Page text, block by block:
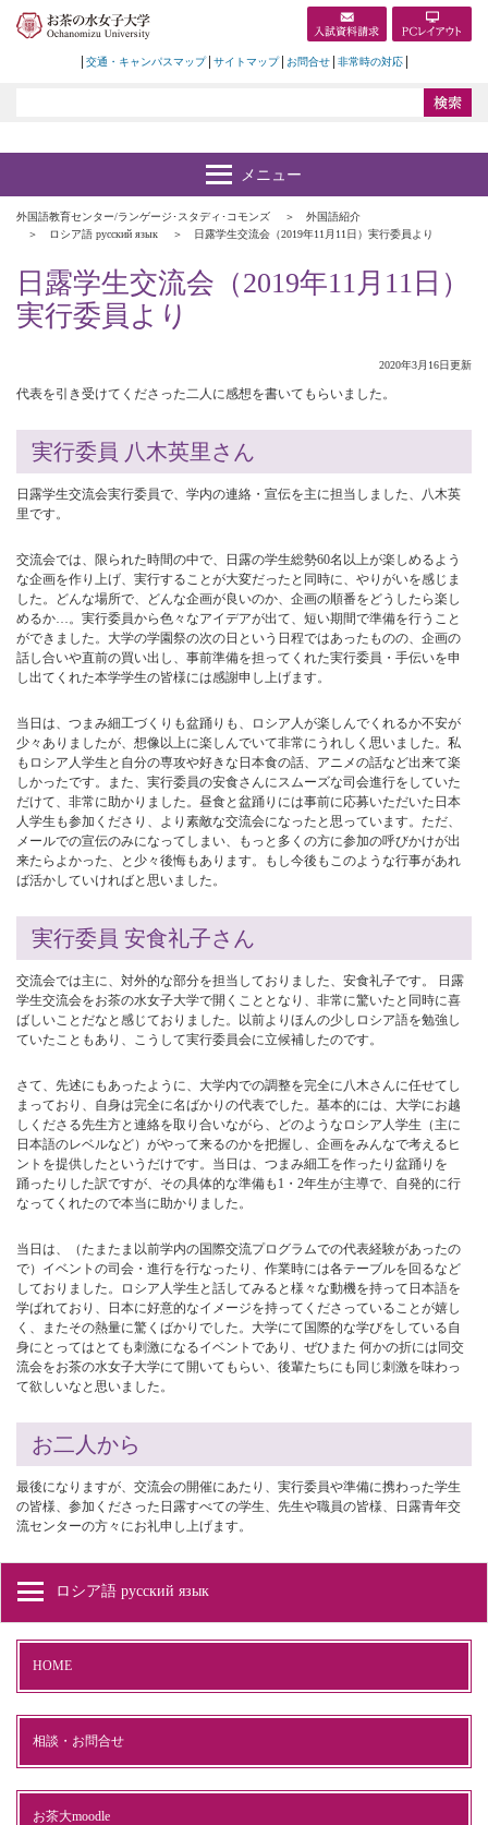
交通・キャンパスマップ サイトマップ お問合せ 非常時の対応
外国語教育センター/ランゲージ･スタディ･コモンズ
外国語紹介
ロシア語 русский язык
日露学生交流会（2019年11月11日）実行委員より
日露学生交流会（2019年11月11日）
実行委員より
2020年3月16日更新
代表を引き受けてくださった二人に感想を書いてもらいました。
実行委員 八木英里さん
日露学生交流会実行委員で、学内の連絡・宣伝を主に担当しました、八木英
里です。
交流会では、限られた時間の中で、日露の学生総勢60名以上が楽しめるよう
な企画を作り上げ、実行することが大変だったと同時に、やりがいを感じま
した。どんな場所で、どんな企画が良いのか、企画の順番をどうしたら楽し
めるか…。実行委員から色々なアイデアが出て、短い期間で準備を行うこと
ができました。大学の学園祭の次の日という日程ではあったものの、企画の
話し合いや直前の買い出し、事前準備を担ってくれた実行委員・手伝いを申
し出てくれた本学学生の皆様には感謝申し上げます。
当日は、つまみ細工づくりも盆踊りも、ロシア人が楽しんでくれるか不安が
少々ありましたが、想像以上に楽しんでいて非常にうれしく思いました。私
もロシア人学生と自分の専攻や好きな日本食の話、アニメの話など出来て楽
しかったです。また、実行委員の安食さんにスムーズな司会進行をしていた
だけて、非常に助かりました。昼食と盆踊りには事前に応募いただいた日本
人学生も参加くださり、より素敵な交流会になったと思っています。ただ、
メールでの宣伝のみになってしまい、もっと多くの方に参加の呼びかけが出
来たらよかった、と少々後悔もあります。もし今後もこのような行事があれ
ば活かしていければと思いました。
実行委員 安食礼子さん
交流会では主に、対外的な部分を担当しておりました、安食礼子です。 日露
学生交流会をお茶の水女子大学で開くこととなり、非常に驚いたと同時に喜
ばしいことだなと感じておりました。以前よりほんの少しロシア語を勉強し
ていたこともあり、こうして実行委員会に立候補したのです。
さて、先述にもあったように、大学内での調整を完全に八木さんに任せてし
まっており、自身は完全に名ばかりの代表でした。基本的には、大学にお越
しくださる先生方と連絡を取り合いながら、どのようなロシア人学生（主に
日本語のレベルなど）がやって来るのかを把握し、企画をみんなで考えるヒ
ントを提供したというだけです。当日は、つまみ細工を作ったり盆踊りを
踊ったりした訳ですが、その具体的な準備も1・2年生が主導で、自発的に行
なってくれたので本当に助かりました。
当日は、（たまたま以前学内の国際交流プログラムでの代表経験があったの
で）イベントの司会・進行を行なったり、作業時には各テーブルを回るなど
しておりました。ロシア人学生と話してみると様々な動機を持って日本語を
学ばれており、日本に好意的なイメージを持ってくださっていることが嬉し
く、またその熱量に驚くばかりでした。大学にて国際的な学びをしている自
身にとってはとても刺激になるイベントであり、ぜひまた 何かの折には同交
流会をお茶の水女子大学にて開いてもらい、後輩たちにも同じ刺激を味わっ
て欲しいなと思いました。
お二人から
最後になりますが、交流会の開催にあたり、実行委員や準備に携わった学生
の皆様、参加くださった日露すべての学生、先生や職員の皆様、日露青年交
流センターの方々にお礼申し上げます。
ロシア語 русский язык
HOME
相談・お問合せ
お茶大moodle